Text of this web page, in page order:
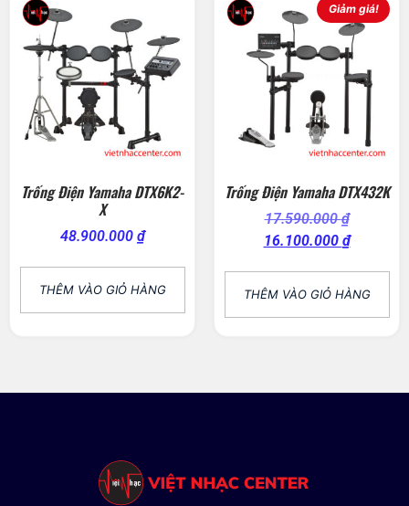
Trống Điện Yamaha DTX6K2-
X
48.900.000 ₫
THÊM VÀO GIỎ HÀNG
Giảm giá!
Trống Điện Yamaha DTX432K
17.590.000₫
16.100.000 ₫
THÊM VÀO GIỎ HÀNG